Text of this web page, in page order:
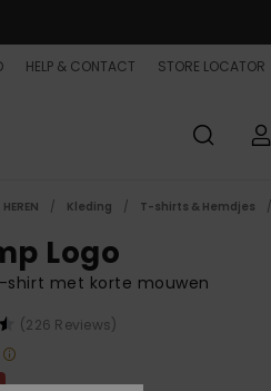
HELP & CONTACT STORE LOCATOR
HEREN Kleding T-shirts & Hemdjes
Logo
shirt met korte mouwen
(226 Reviews)